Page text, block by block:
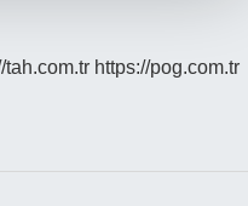
tah.com.tr https://pog.com.tr